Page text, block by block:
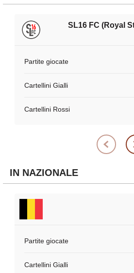
SL16 FC (Royal
Partite giocate
Cartellini Gialli
Cartellini Rossi
IN NAZIONALE
Partite giocate
Cartellini Gialli